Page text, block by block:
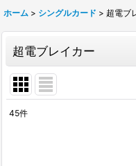
ホーム > シングルカード > 超電ブ
超電ブレイカー
45件